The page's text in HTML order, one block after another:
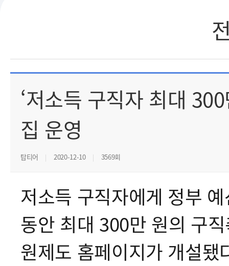
‘저소득 구직자 최대
집 운영
탑티어 2020-12-10 3569회
저소득 구직자에게 정부
동안 최대 300만 원의 구
원제도 홈페이지가 개설됐